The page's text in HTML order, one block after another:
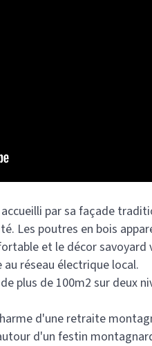
par sa façade
Les poutres en bois
et le décor
réseau électrique local.
plus de 100m2 sur deux
d'une retraite
d'un festin